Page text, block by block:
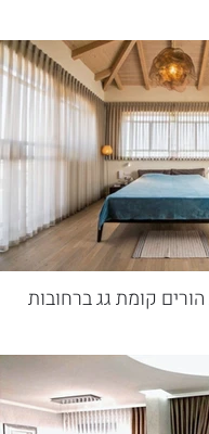
קומת גג ברחובות